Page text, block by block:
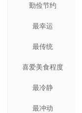
勤俭节约
最幸运
最传统
喜爱美食程度
最冷静
最冲动